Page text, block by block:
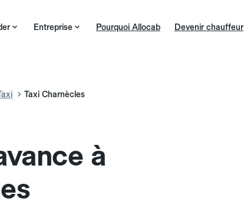
Entreprise Pourquoi Allocab Devenir chauffeur
Taxi Charnècles
à